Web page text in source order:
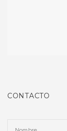
CONTACTO